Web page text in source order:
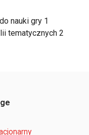
nauki gry 1
tematycznych 2